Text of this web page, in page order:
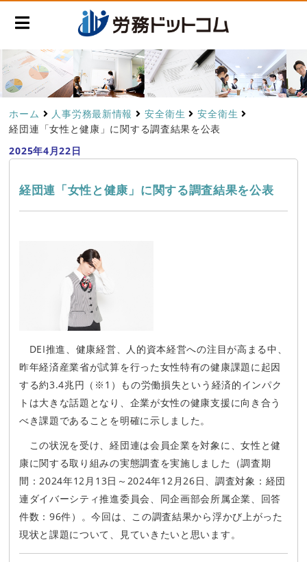
ホーム 人事労務最新情報 安全衛生
安全衛生
経団連「女性と健康」に関する調査結果を公表
2025年4月22日
経団連「女性と健康」に関する調査結果を公表
DEI推進、健康経営、人的資本経営への注目が高まる中、
昨年経済産業省が試算を行った女性特有の健康課題に起因
する約3.4兆円（※1）もの労働損失という経済的インパク
トは大きな話題となり、企業が女性の健康支援に向き合う
べき課題であることを明確に示しました。
この状況を受け、経団連は会員企業を対象に、女性と健
康に関する取り組みの実態調査を実施しました（調査期
間：2024年12月13日～2024年12月26日、調査対象：経団
連ダイバーシティ推進委員会、同企画部会所属企業、回答
件数：96件）。今回は、この調査結果から浮かび上がった
現状と課題について、見ていきたいと思います。